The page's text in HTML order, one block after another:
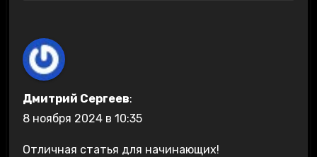
Дмитрий Сергеев:
8 ноября 2024 в 10:35
Отличная статья для начинающих!